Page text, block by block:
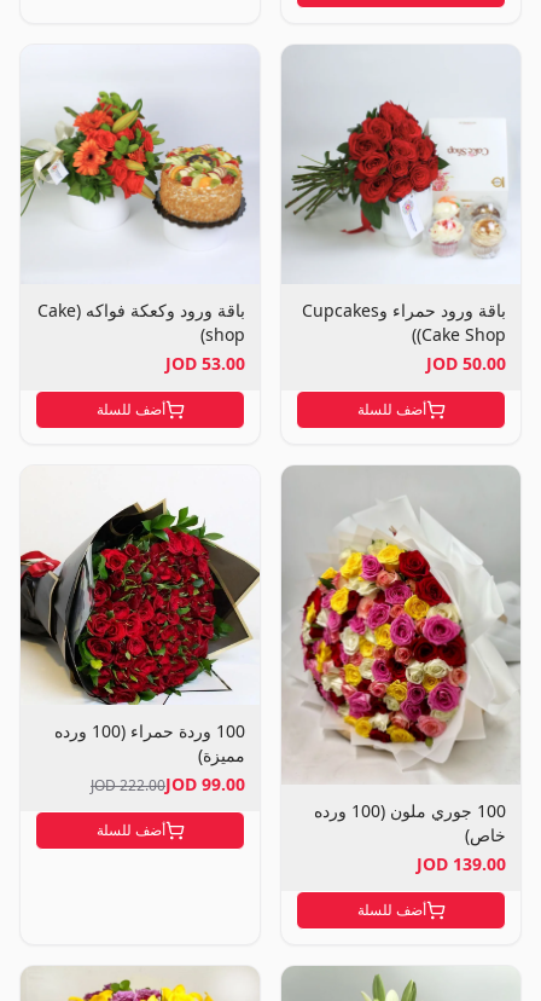
باقة ورود حمراء وCupcakes
(Cake Shop)
50.00 JOD
أضف للسلة
باقة ورود وكعكة فواكه (Cake
shop)
53.00 JOD
أضف للسلة
100 جوري ملون (100 ورده
خاص)
139.00 JOD
أضف للسلة
100 وردة حمراء (100 ورده
مميزة)
99.00 JOD
222.00 JOD
أضف للسلة